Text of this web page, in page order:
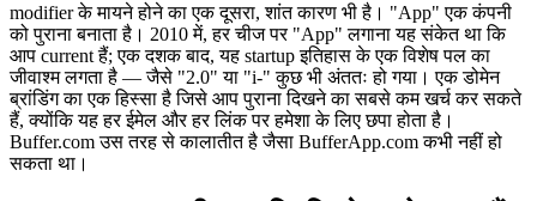
modifier के मायने होने का एक दूसरा, शांत कारण भी है। "App" एक कंपनी
को पुराना बनाता है। 2010 में, हर चीज पर "App" लगाना यह संकेत था कि
आप current हैं; एक दशक बाद, यह startup इतिहास के एक विशेष पल का
जीवाश्म लगता है — जैसे "2.0" या "i-" कुछ भी अंततः हो गया। एक डोमेन
ब्रांडिंग का एक हिस्सा है जिसे आप पुराना दिखने का सबसे कम खर्च कर सकते
हैं, क्योंकि यह हर ईमेल और हर लिंक पर हमेशा के लिए छपा होता है।
Buffer.com उस तरह से कालातीत है जैसा BufferApp.com कभी नहीं हो
सकता था।